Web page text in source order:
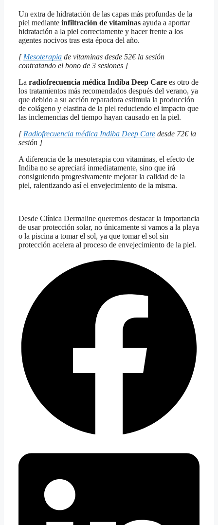
Un extra de hidratación de las capas más profundas de la
piel mediante infiltración de vitaminas ayuda a aportar
hidratación a la piel correctamente y hacer frente a los
agentes nocivos tras esta época del año.
[ Mesoterapia de vitaminas desde 52€ la sesión
contratando el bono de 3 sesiones ]
La radiofrecuencia médica Indiba Deep Care es otro de
los tratamientos más recomendados después del verano, ya
que debido a su acción reparadora estimula la producción
de colágeno y elastina de la piel reduciendo el impacto que
las inclemencias del tiempo hayan causado en la piel.
[ Radiofrecuencia médica Indiba Deep Care desde 72€ la
sesión ]
A diferencia de la mesoterapia con vitaminas, el efecto de
Indiba no se apreciará inmediatamente, sino que irá
consiguiendo progresivamente mejorar la calidad de la
piel, ralentizando así el envejecimiento de la misma.
Desde Clínica Dermaline queremos destacar la importancia
de usar protección solar, no únicamente si vamos a la playa
o la piscina a tomar el sol, ya que tomar el sol sin
protección acelera al proceso de envejecimiento de la piel.